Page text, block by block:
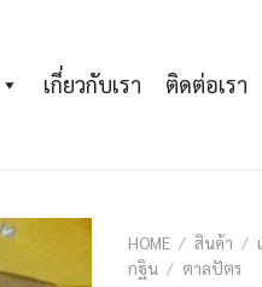
เกี่ยวกับเรา ติดต่อเรา
HOME / สินค้า /
กฐิน / ตาลปัตร